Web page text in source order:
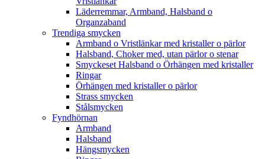
Läderremmar, Armband, Halsband o
Organzaband
Trendiga smycken
Armband o Vristlänkar med kristaller o pärlor
Halsband, Choker med, utan pärlor o stenar
Smyckeset Halsband o Örhängen med kristaller
Ringar
Örhängen med kristaller o pärlor
Strass smycken
Stålsmycken
Fyndhörnan
Armband
Halsband
Hängsmycken